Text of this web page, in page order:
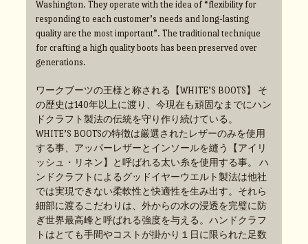
Washington. They operate with the idea of “flexibility for
responding to each customer’s needs and long-lasting
quality are the most important”. The traditional technique
for crafting a high quality boots has been preserved over
generations.
ワークブーツの王様と称される【WHITE’S BOOTS】 そ
の歴史は140年以上に渡り、今現在も頑固なまでにハン
ドクラフト製法の伝統を守り作り続けている。
WHITE’S BOOTSの特徴は厳選されたレザーのみを使用
する事、アッパーレザーとインソールを縫う【アイリ
ッシュ・リネン】と呼ばれる太い糸を使用する事。 ハ
ンドクラフトによるグッドイヤーウエルト製法は他社
では実現できない柔軟性と快適性を生み出す。それら
細部に渡るこだわりは、外からの水の浸透を完璧に防
ぎ世界最高峰と呼ばれる強度を与える。ハンドクラフ
トはとても手間やコストが掛かり１日に限られた足数